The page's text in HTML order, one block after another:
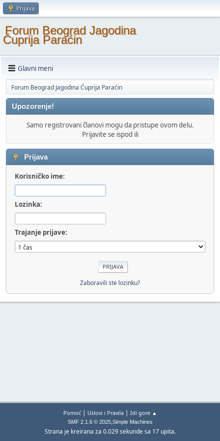
Prijava
Forum Beograd Jagodina
Ćuprija Paraćin
Glavni meni
Forum Beograd Jagodina Ćuprija Paraćin
Upozorenje!
Samo registrovani članovi mogu da pristupe ovom delu.
Prijavite se ispod ili
Prijava
Korisničko ime:
Lozinka:
Trajanje prijave:
Zaboravili ste lozinku?
Pomoć| Uslovi i Pravila| Idi gore ▲
SMF 2.1.6 © 2025,Simple Machines
Strana je kreirana za 0.029 sekunde sa 17 upita.